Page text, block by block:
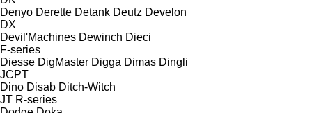
Denyo Derette Detank Deutz Develon
DX
Devil'Machines Dewinch Dieci
F-series
Diesse DigMaster Digga Dimas Dingli
JCPT
Dino Disab Ditch-Witch
JT R-series